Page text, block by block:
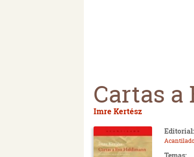
Cartas
Imre Kertész
Editorial: